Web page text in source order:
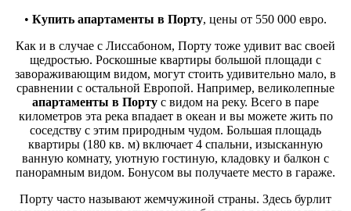
• Купить апартаменты в Порту, цены от 550 000 евро.
Как и в случае с Лиссабоном, Порту тоже удивит вас своей
щедростью. Роскошные квартиры большой площади с
завораживающим видом, могут стоить удивительно мало, в
сравнении с остальной Европой. Например, великолепные
апартаменты в Порту с видом на реку. Всего в паре
километров эта река впадает в океан и вы можете жить по
соседству с этим природным чудом. Большая площадь
квартиры (180 кв. м) включает 4 спальни, изысканную
ванную комнату, уютную гостиную, кладовку и балкон с
панорамным видом. Бонусом вы получаете место в гараже.
Порту часто называют жемчужиной страны. Здесь бурлит